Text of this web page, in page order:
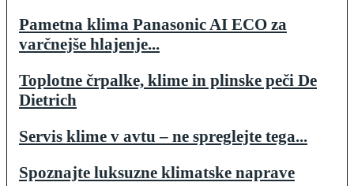
Pametna klima Panasonic AI ECO za
varčnejše hlajenje...
Toplotne črpalke, klime in plinske peči De
Dietrich
Servis klime v avtu – ne spreglejte tega...
Spoznajte luksuzne klimatske naprave